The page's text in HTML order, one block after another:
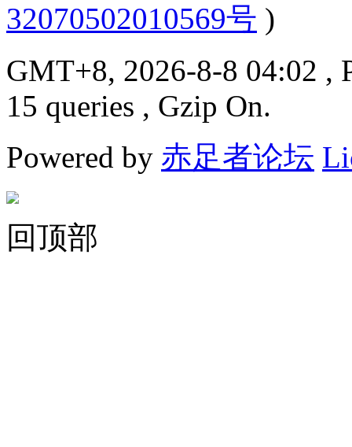
32070502010569号 )
GMT+8, 2026-8-8 04:02 ,
15 queries , Gzip On.
Powered by 赤足者论坛
回顶部